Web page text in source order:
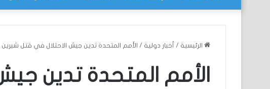
الرئيسية / أخبار دولية / الأمم المتحدة تدين جيش الاحتلال في قتل شيرين
الأمم المتحدة تدين